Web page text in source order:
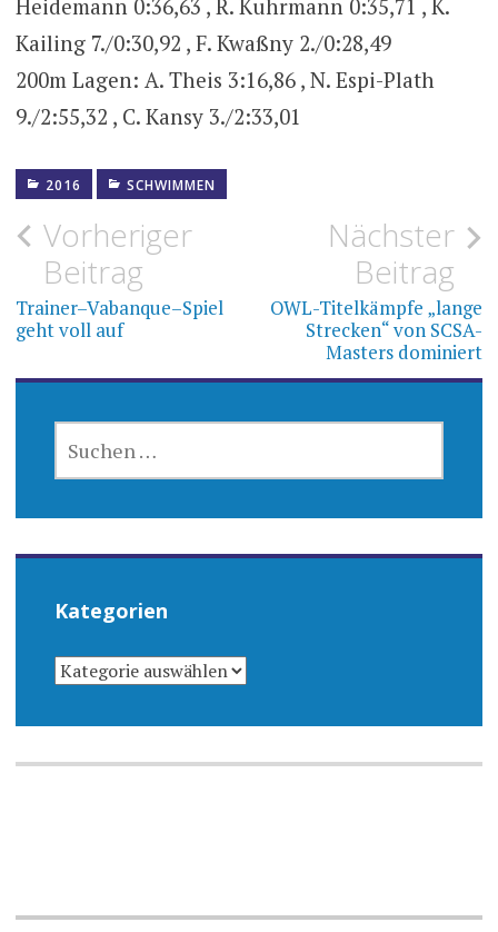
Heidemann 0:36,63 , R. Kuhrmann 0:35,71 , K.
Kailing 7./0:30,92 , F. Kwaßny 2./0:28,49
200m Lagen: A. Theis 3:16,86 , N. Espi-Plath
9./2:55,32 , C. Kansy 3./2:33,01
2016 SCHWIMMEN
Beitragsnavigation
Vorheriger
Beitrag
Trainer–Vabanque–Spiel
geht voll auf
Nächster
Beitrag
OWL-Titelkämpfe „lange
Strecken“ von SCSA-
Masters dominiert
NACH:
Kategorien
KATEGORIEN